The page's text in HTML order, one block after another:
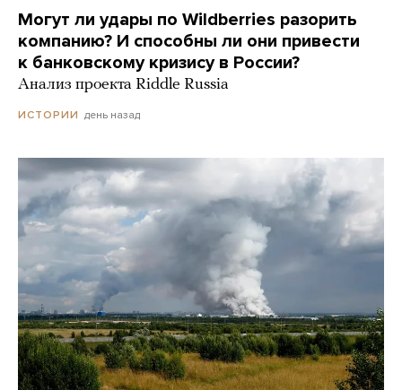
Могут ли удары по Wildberries разорить
компанию? И способны ли они привести
к банковскому кризису в России?
Анализ проекта Riddle Russia
ИСТОРИИ день назад